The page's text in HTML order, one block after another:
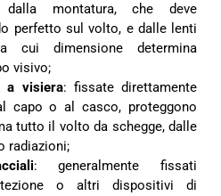
montatura, che deve
perfetto sul volto, e dalle lenti
cui dimensione determina
visivo;
a visiera: fissate direttamente
capo o al casco, proteggono
tutto il volto da schegge, dalle
radiazioni;
: generalmente fissati
o altri dispositivi di